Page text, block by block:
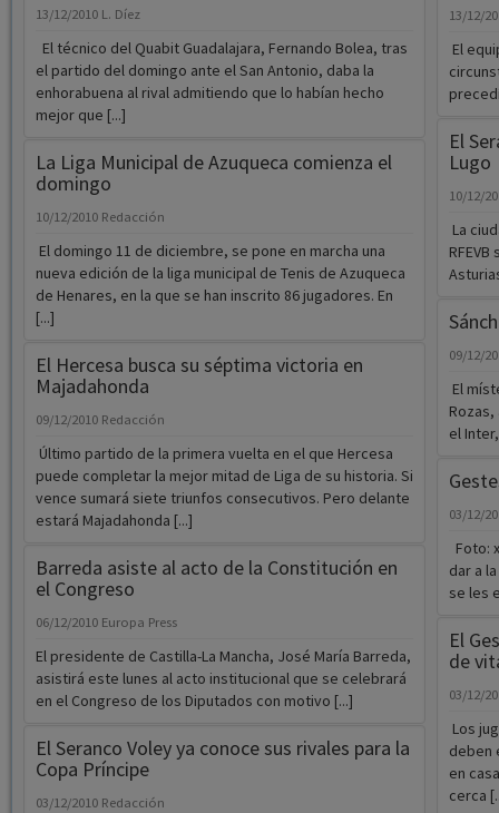
13/12/2010 L. Díez
El técnico del Quabit Guadalajara, Fernando Bolea, tras
el partido del domingo ante el San Antonio, daba la
enhorabuena al rival admitiendo que lo habían hecho
mejor que [...]
La Liga Municipal de Azuqueca comienza el
domingo
10/12/2010 Redacción
El domingo 11 de diciembre, se pone en marcha una
nueva edición de la liga municipal de Tenis de Azuqueca
de Henares, en la que se han inscrito 86 jugadores. En
[...]
El Hercesa busca su séptima victoria en
Majadahonda
09/12/2010 Redacción
Último partido de la primera vuelta en el que Hercesa
puede completar la mejor mitad de Liga de su historia. Si
vence sumará siete triunfos consecutivos. Pero delante
estará Majadahonda [...]
Barreda asiste al acto de la Constitución en
el Congreso
06/12/2010 Europa Press
El presidente de Castilla-La Mancha, José María Barreda,
asistirá este lunes al acto institucional que se celebrará
en el Congreso de los Diputados con motivo [...]
El Seranco Voley ya conoce sus rivales para la
Copa Príncipe
03/12/2010 Redacción
13/12/
El
El
Lugo
10/12/
La
09/12/
El
el
03/12/
Foto:
dar a
se les
El
de
03/12/
Los
deben
en
cerca